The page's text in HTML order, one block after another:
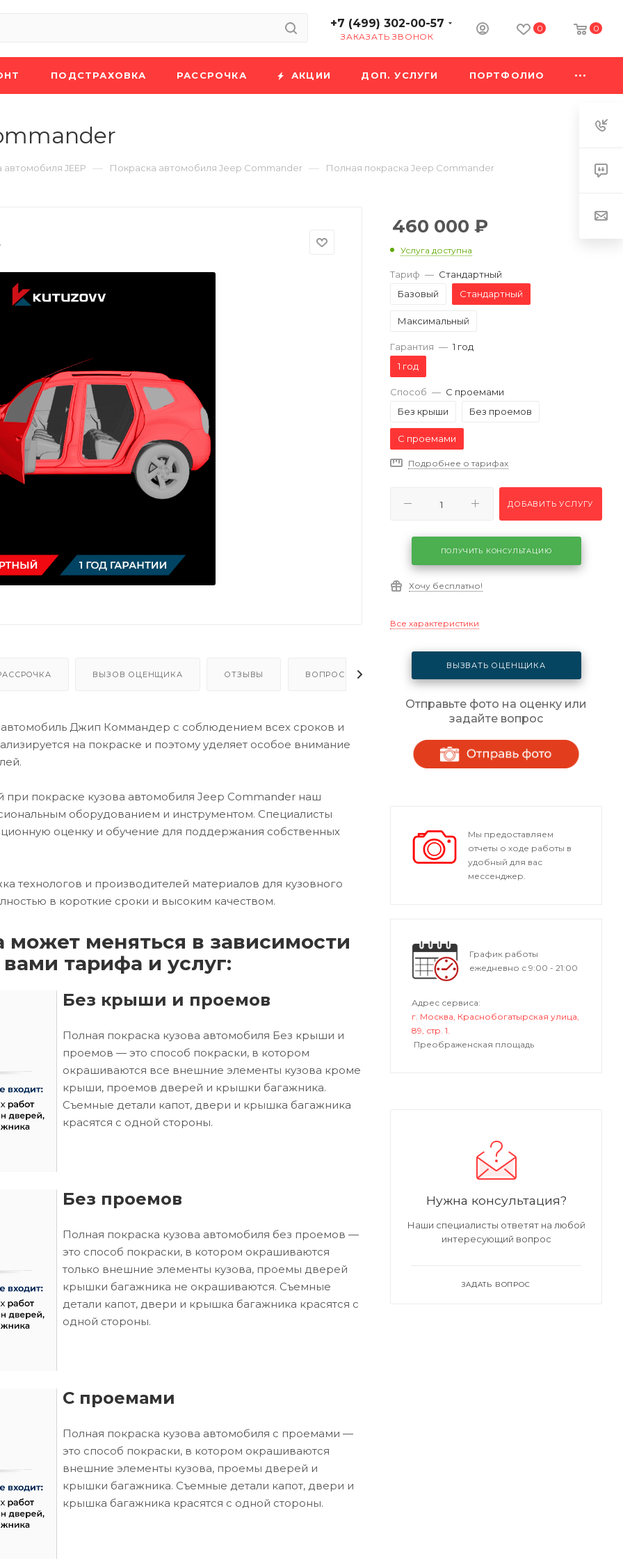
+7 (499) 302-00-57
ЗАКАЗАТЬ ЗВОНОК
0 0
ПОДСТРАХОВКА РАССРОЧКА АКЦИИ ДОП. УСЛУГИ ПОРТФОЛИО
JEEP — Покраска автомобиля Jeep Commander — Полная покраска Jeep Commander
ВЫЗОВ ОЦЕНЩИКА ОТЗЫВЫ ВОПРОСЫ - ОТВЕТЫ
Джип Коммандер с соблюдением всех сроков и
на покраске и поэтому уделяет особое внимание
при покраске кузова автомобиля Jeep Commander наш
оборудованием и инструментом. Специалисты
оценку и обучение для поддержания собственных
технологов и производителей материалов для кузовного
в короткие сроки и высоким качеством.
может меняться в зависимости
тарифа и услуг:
Без крыши и проемов
Полная покраска кузова автомобиля Без крыши и
проемов — это способ покраски, в котором
окрашиваются все внешние элементы кузова кроме
крыши, проемов дверей и крышки багажника.
Съемные детали капот, двери и крышка багажника
красятся с одной стороны.
Без проемов
Полная покраска кузова автомобиля без проемов —
это способ покраски, в котором окрашиваются
только внешние элементы кузова, проемы дверей
крышки багажника не окрашиваются. Съемные
детали капот, двери и крышка багажника красятся с
одной стороны.
С проемами
Полная покраска кузова автомобиля с проемами —
это способ покраски, в котором окрашиваются
внешние элементы кузова, проемы дверей и
крышки багажника. Съемные детали капот, двери и
крышка багажника красятся с одной стороны.
460 000 ₽
Услуга доступна
Тариф — Стандартный
Базовый
Стандартный
Максимальный
Гарантия — 1 год
1 год
Способ — С проемами
Без крыши
Без проемов
С проемами
Подробнее о тарифах
ДОБАВИТЬ УСЛУГУ
ПОЛУЧИТЬ КОНСУЛЬТАЦИЮ
Хочу бесплатно!
Все характеристики
ВЫЗВАТЬ ОЦЕНЩИКА
Отправьте фото на оценку или
задайте вопрос
Мы предоставляем
отчеты о ходе работы в
удобный для вас
мессенджер.
График работы
ежедневно с 9:00 - 21:00
Адрес сервиса:
г. Москва, Краснобогатырская улица,
89, стр. 1.
Преображенская площадь
Нужна консультация?
Наши специалисты ответят на любой
интересующий вопрос
ЗАДАТЬ ВОПРОС